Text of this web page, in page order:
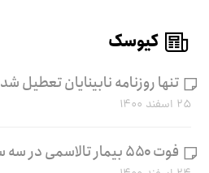
کیوسک
تنها روزنامه نابینایان تعطیل شد
۲۵ اسفند ۱۴۰۰
فوت ۵۵۰ بیمار تالاسمی در سه سال اخیر